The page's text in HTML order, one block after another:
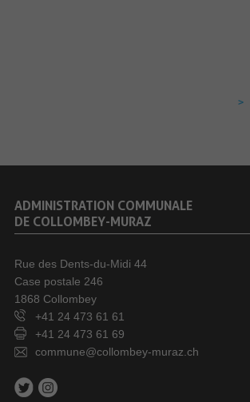
ADMINISTRATION COMMUNALE
DE COLLOMBEY-MURAZ
Rue des Dents-du-Midi 44
Case postale 246
1868 Collombey
+41 24 473 61 61
+41 24 473 61 69
commune@collombey-muraz.ch